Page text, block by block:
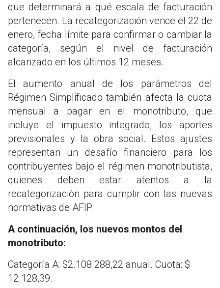
que determinará a qué escala de facturación
pertenecen. La recategorización vence el 22 de
enero, fecha límite para confirmar o cambiar la
categoría, según el nivel de facturación
alcanzado en los últimos 12 meses.
El aumento anual de los parámetros del
Régimen Simplificado también afecta la cuota
mensual a pagar en el monotributo, que
incluye el impuesto integrado, los aportes
previsionales y la obra social. Estos ajustes
representan un desafío financiero para los
contribuyentes bajo el régimen monotributista,
quienes deben estar atentos a la
recategorización para cumplir con las nuevas
normativas de AFIP.
A continuación, los nuevos montos del
monotributo:
Categoría A: $2.108.288,22 anual. Cuota: $
12.128,39.